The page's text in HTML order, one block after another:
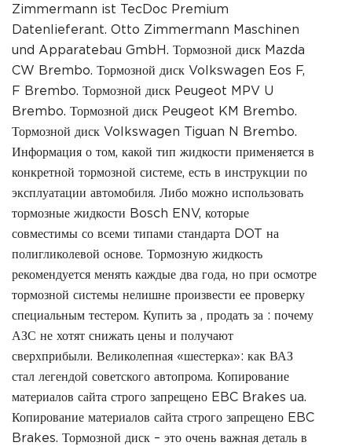
Zimmermann ist TecDoc Premium
Datenlieferant. Otto Zimmermann Maschinen
und Apparatebau GmbH. Тормозной диск Mazda
CW Brembo. Тормозной диск Volkswagen Eos F,
F Brembo. Тормозной диск Peugeot MPV U
Brembo. Тормозной диск Peugeot KM Brembo.
Тормозной диск Volkswagen Tiguan N Brembo.
Информация о том, какой тип жидкости применяется в
конкретной тормозной системе, есть в инструкции по
эксплуатации автомобиля. Либо можно использовать
тормозные жидкости Bosch ENV, которые
совместимы со всеми типами стандарта DOT на
полигликолевой основе. Тормозную жидкость
рекомендуется менять каждые два года, но при осмотре
тормозной системы нелишне произвести ее проверку
специальным тестером. Купить за , продать за : почему
АЗС не хотят снижать цены и получают
сверхприбыли. Великолепная «шестерка»: как ВАЗ
стал легендой советского автопрома. Копирование
материалов сайта строго запрещено EBC Brakes ua.
Копирование материалов сайта строго запрещено EBC
Brakes. Тормозной диск – это очень важная деталь в